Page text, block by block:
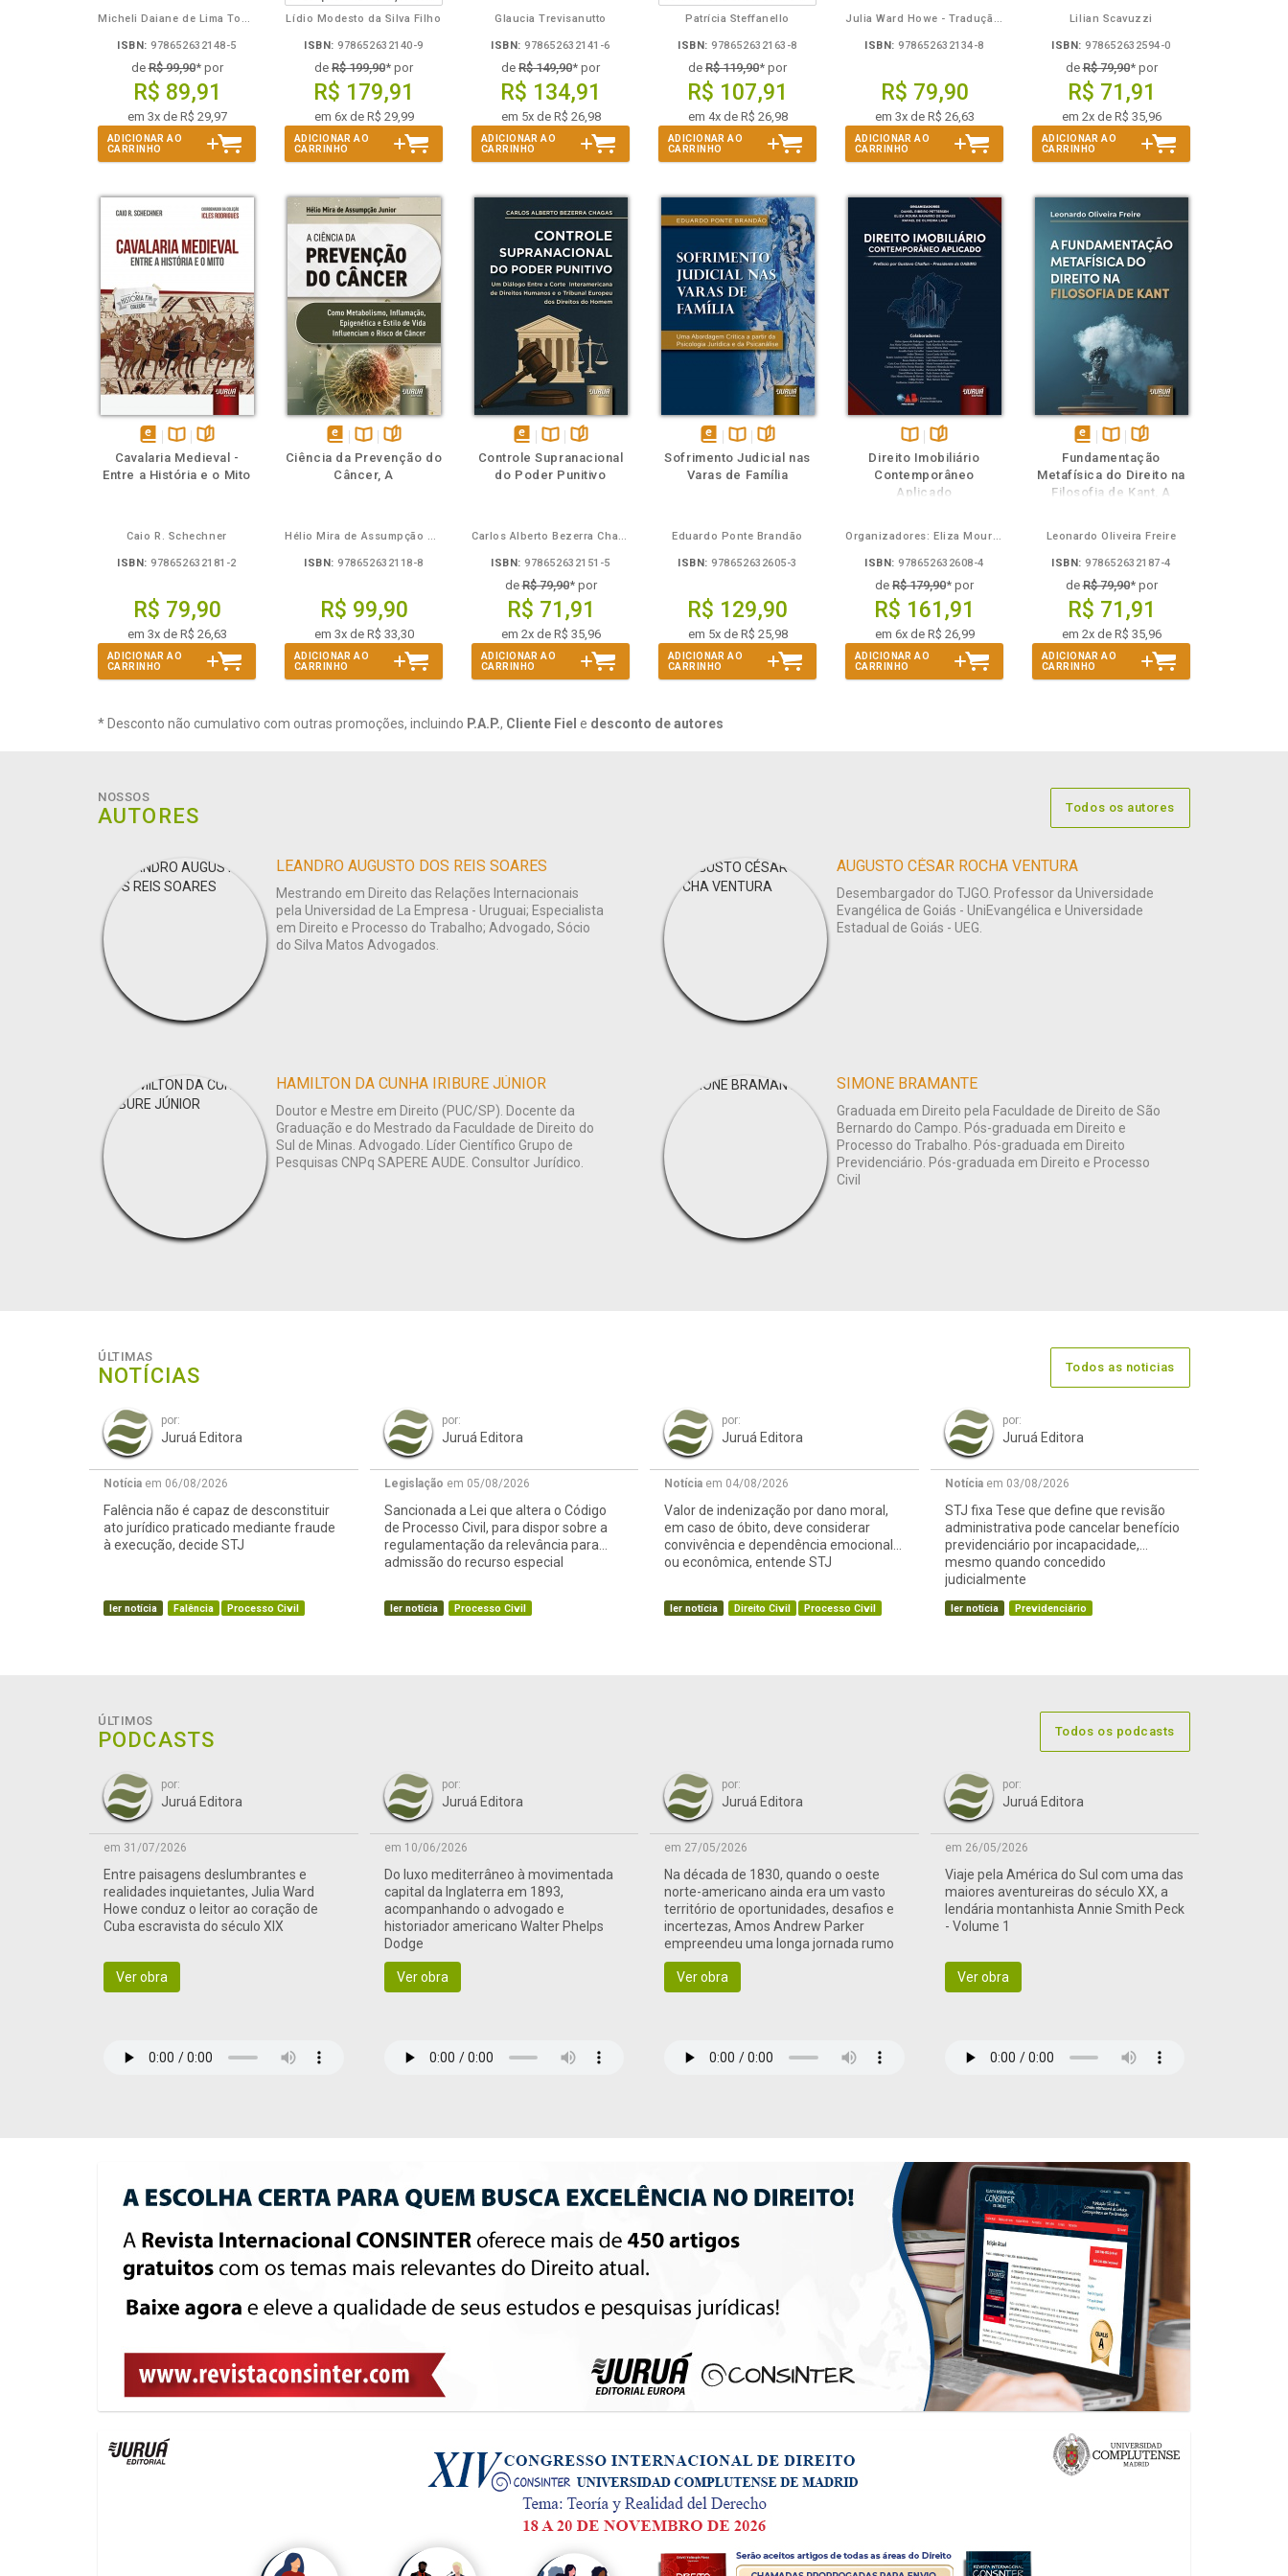
Micheli Daiane de Lima Toporowicz
ISBN: 978652632148-5
deR$ 99,90* por
R$ 89,91
em 3x de R$ 29,97
ADICIONAR AO
CARRINHO
Lídio Modesto da Silva Filho
ISBN: 978652632140-9
de R$ 199,90* por
R$ 179,91
em 6x de R$ 29,99
ADICIONAR AO
CARRINHO
Glaucia Trevisanutto
ISBN: 978652632141-6
de R$ 149,90* por
R$ 134,91
em 5x de R$ 26,98
ADICIONAR AO
CARRINHO
Patrícia Steffanello
ISBN: 978652632163-8
de R$ 119,90* por
R$ 107,91
em 4x de R$ 26,98
ADICIONAR AO
CARRINHO
Julia Ward Howe - Tradução: Osvaldo Ferreira de Carvalho
ISBN: 978652632134-8
R$ 79,90
em 3x de R$ 26,63
ADICIONAR AO
CARRINHO
Lilian Scavuzzi
ISBN: 978652632594-0
deR$ 79,90* por
R$ 71,91
em 2x de R$ 35,96
ADICIONAR AO
CARRINHO
disponível
em
Disponível
na
páginas
Cavalaria Medieval -
Entre a História e o Mito
Caio R. Schechner
ISBN: 978652632181-2
R$ 79,90
em 3x de R$ 26,63
ADICIONAR AO
CARRINHO
disponível
em
Disponível
na
páginas
Ciência da Prevenção do
Câncer, A
Hélio Mira de Assumpção Junior
ISBN: 978652632118-8
R$ 99,90
em 3x de R$ 33,30
ADICIONAR AO
CARRINHO
disponível
em
Disponível
na
páginas
Controle Supranacional
do Poder Punitivo
Carlos Alberto Bezerra Chagas
ISBN: 978652632151-5
deR$ 79,90* por
R$ 71,91
em 2x de R$ 35,96
ADICIONAR AO
CARRINHO
Também
disponível
em
Disponível
na
páginas
Sofrimento Judicial nas
Varas de Família
Eduardo Ponte Brandão
ISBN: 978652632605-3
R$ 129,90
em 5x de R$ 25,98
ADICIONAR AO
CARRINHO
Disponível
na
B.V.
páginas
Direito Imobiliário
Contemporâneo
Aplicado
Organizadores: Eliza Moura Navarro de Novaes, Rafael de Oliveira Lage, Daniel Ribeiro Pettersen
ISBN: 978652632608-4
de R$ 179,90* por
R$ 161,91
em 6x de R$ 26,99
ADICIONAR AO
CARRINHO
Também
disponível
em
eBook
Disponível
na
B.V.
páginas
Fundamentação
Metafísica do Direito na
Filosofia de Kant, A
Leonardo Oliveira Freire
ISBN: 978652632187-4
deR$ 79,90* por
R$ 71,91
em 2x de R$ 35,96
ADICIONAR AO
CARRINHO
* Desconto não cumulativo com outras promoções, incluindo P.A.P., Cliente Fiel e desconto de autores
NOSSOS
AUTORES Todos os autores
LEANDRO AUGUSTO DOS REIS SOARES
Mestrando em Direito das Relações Internacionais
pela Universidad de La Empresa - Uruguai; Especialista
em Direito e Processo do Trabalho; Advogado, Sócio
do Silva Matos Advogados.
AUGUSTO CÉSAR ROCHA VENTURA
Desembargador do TJGO. Professor da Universidade
Evangélica de Goiás - UniEvangélica e Universidade
Estadual de Goiás - UEG.
HAMILTON DA CUNHA IRIBURE JÚNIOR
Doutor e Mestre em Direito (PUC/SP). Docente da
Graduação e do Mestrado da Faculdade de Direito do
Sul de Minas. Advogado. Líder Científico Grupo de
Pesquisas CNPq SAPERE AUDE. Consultor Jurídico.
SIMONE BRAMANTE
Graduada em Direito pela Faculdade de Direito de São
Bernardo do Campo. Pós-graduada em Direito e
Processo do Trabalho. Pós-graduada em Direito
Previdenciário. Pós-graduada em Direito e Processo
Civil
ÚLTIMAS
NOTÍCIAS Todos as noticias
por:
Juruá Editora
Notícia em 06/08/2026
Falência não é capaz de desconstituir
ato jurídico praticado mediante fraude
à execução, decide STJ
ler notícia Falência Processo Civil
por:
Juruá Editora
Legislação em 05/08/2026
Sancionada a Lei que altera o Código
de Processo Civil, para dispor sobre a
regulamentação da relevância para
admissão do recurso especial
ler notícia Processo Civil
por:
Juruá Editora
Notícia em 04/08/2026
Valor de indenização por dano moral,
em caso de óbito, deve considerar
convivência e dependência emocional
ou econômica, entende STJ
ler notícia Direito Civil Processo Civil
por:
Juruá Editora
Notíciaem 03/08/2026
STJ fixa Tese que define que revisão
administrativa pode cancelar benefício
previdenciário por incapacidade,
mesmo quando concedido
judicialmente
ler notícia Previdenciário
ÚLTIMOS
PODCASTS Todos os podcasts
por:
Juruá Editora
em 31/07/2026
Entre paisagens deslumbrantes e
realidades inquietantes, Julia Ward
Howe conduz o leitor ao coração de
Cuba escravista do século XIX
Ver obra
por:
Juruá Editora
em 10/06/2026
Do luxo mediterrâneo à movimentada
capital da Inglaterra em 1893,
acompanhando o advogado e
historiador americano Walter Phelps
Dodge
Ver obra
por:
Juruá Editora
em 27/05/2026
Na década de 1830, quando o oeste
norte-americano ainda era um vasto
território de oportunidades, desafios e
incertezas, Amos Andrew Parker
empreendeu uma longa jornada rumo
às terras de fronteira
Ver obra
por:
Juruá Editora
em 26/05/2026
Viaje pela América do Sul com uma das
maiores aventureiras do século XX, a
lendária montanhista Annie Smith Peck
- Volume 1
Ver obra